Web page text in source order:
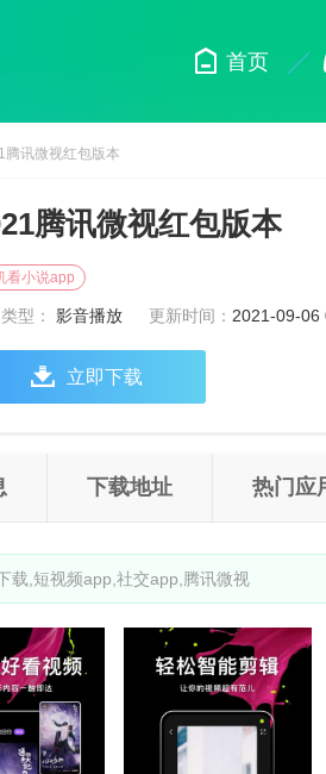
首页
腾讯微视红包版本
腾讯微视红包版本
看小说app
型： 影音播放 更新时间： 2021-09-06
立即下载
下载地址 热门应
载,短视频app,社交app,腾讯微视